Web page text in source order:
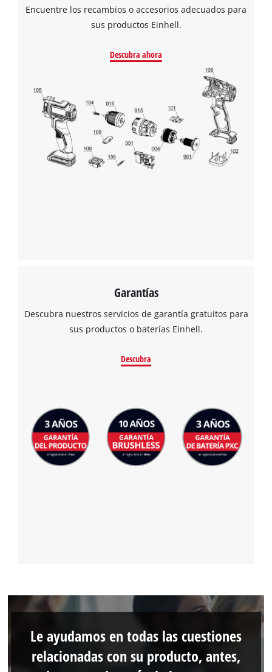
Encuentre los recambios o accesorios adecuados para
sus productos Einhell.
Descubra ahora
Garantías
Descubra nuestros servicios de garantía gratuitos para
sus productos o baterías Einhell.
Descubra
Le ayudamos en todas las cuestiones
relacionadas con su producto, antes,